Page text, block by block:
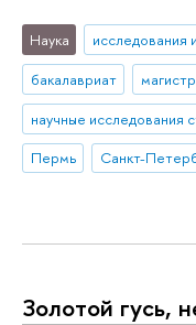
Наука исследования
бакалавриат
научные исследования
Пермь
Санкт-
Золотой гусь,